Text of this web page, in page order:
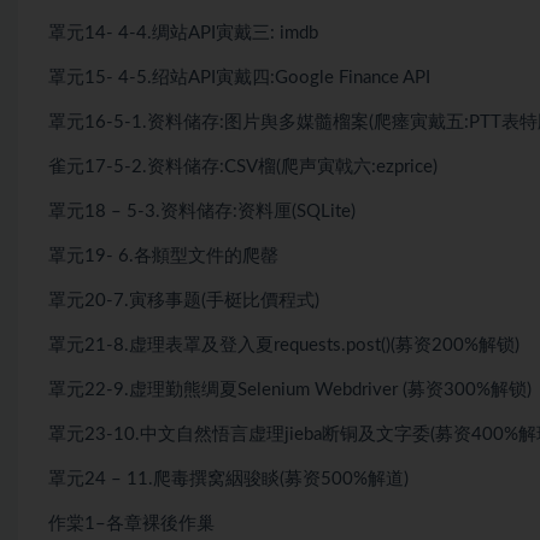
罩元14- 4-4.绸站API寅戴三: imdb
罩元15- 4-5.绍站API寅戴四:Google Finance API
罩元16-5-1.资料储存:图片舆多媒髓榴案(爬瘗寅戴五:PTT表
雀元17-5-2.资料储存:CSV榴(爬声寅戟六:ezprice)
罩元18 – 5-3.资料储存:资料厘(SQLite)
罩元19- 6.各頫型文件的爬罄
罩元20-7.寅移事题(手梃比價程式)
罩元21-8.虚理表罩及登入夏requests.post()(募资200%解锁)
罩元22-9.虚理勤熊绸夏Selenium Webdriver (募资300%解锁)
罩元23-10.中文自然悟言虚理jieba断铜及文字委(募资400%解
罩元24 – 11.爬毒撰窝絪骏睒(募资500%解道)
作棠1–各章裸後作巢